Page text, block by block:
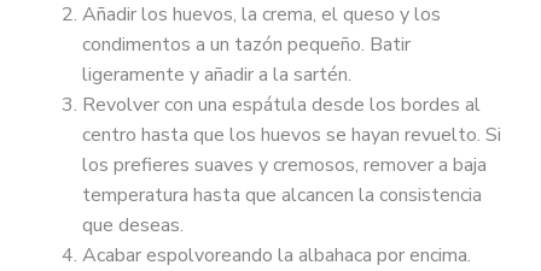
Añadir los huevos, la crema, el queso y los
condimentos a un tazón pequeño. Batir
ligeramente y añadir a la sartén.
Revolver con una espátula desde los bordes al
centro hasta que los huevos se hayan revuelto. Si
los prefieres suaves y cremosos, remover a baja
temperatura hasta que alcancen la consistencia
que deseas.
Acabar espolvoreando la albahaca por encima.